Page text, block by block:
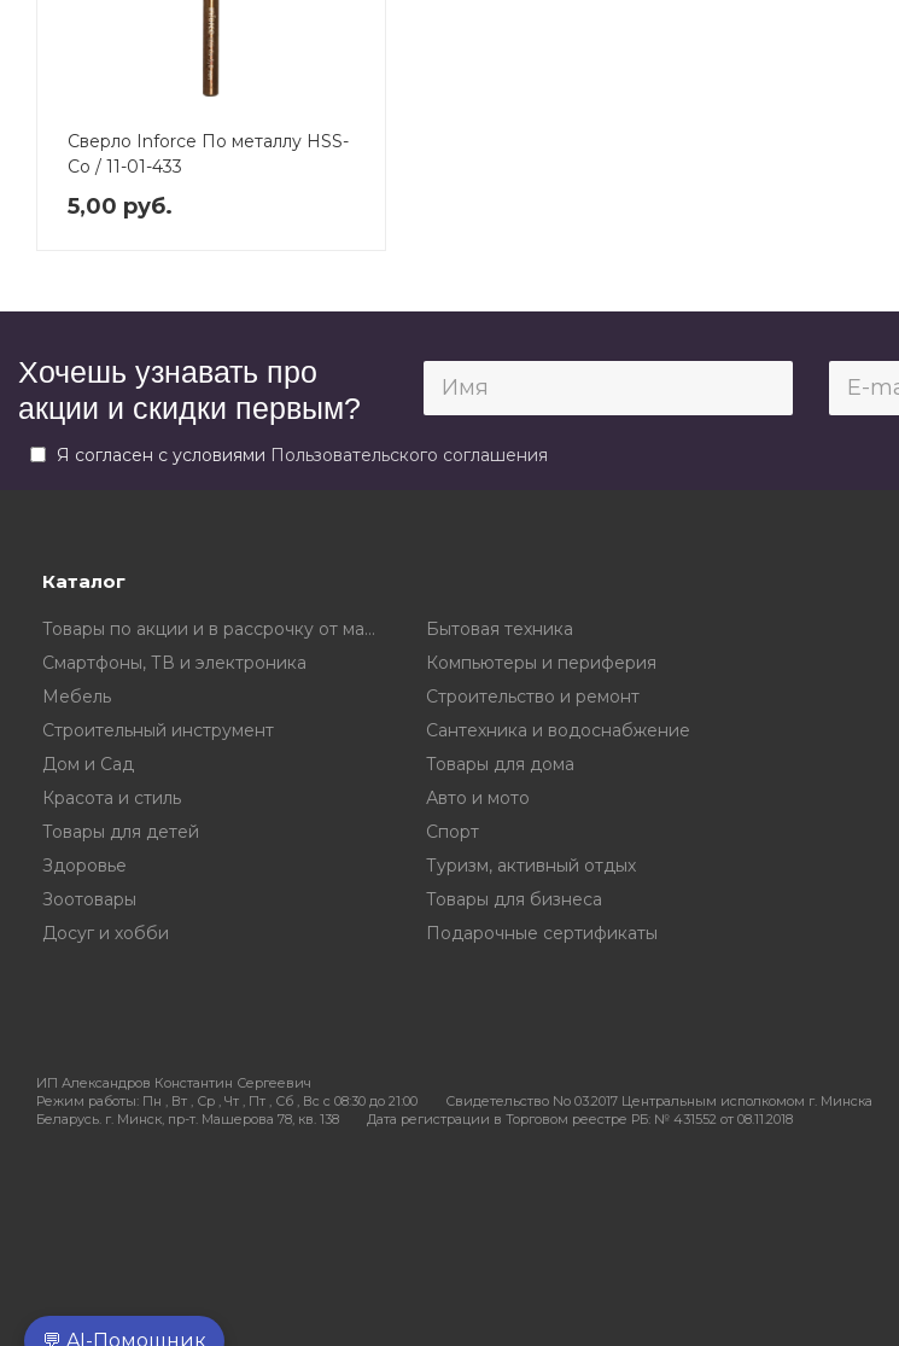
Сверло Inforce По металлу HSS-
Co / 11-01-433
5,00 руб.
Хочешь узнавать про
акции и скидки первым?
Я согласен с условиями Пользовательского соглашения
Каталог
Товары по акции и в рассрочку от магазина
Бытовая техника
Смартфоны, ТВ и электроника
Компьютеры и периферия
Мебель
Строительство и ремонт
Строительный инструмент
Сантехника и водоснабжение
Дом и Сад
Товары для дома
Красота и стиль
Авто и мото
Товары для детей
Спорт
Здоровье
Туризм, активный отдых
Зоотовары
Товары для бизнеса
Досуг и хобби
Подарочные сертификаты
ИП Александров Константин Сергеевич
Режим работы: Пн , Вт , Ср , Чт , Пт , Сб , Вс c 08:30 до 21:00 Свидетельство No 03.2017 Центральным исполкомом г. Минска
Беларусь. г. Минск, пр-т. Машерова 78, кв. 138
Дата регистрации в Торговом реестре РБ: № 431552 от 08.11.2018
💬 AI-Помощник